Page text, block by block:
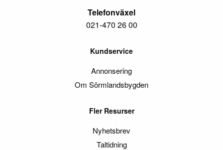
Telefonväxel
021-470 26 00
Kundservice
Annonsering
Om Sörmlandsbygden
Fler Resurser
Nyhetsbrev
Taltidning